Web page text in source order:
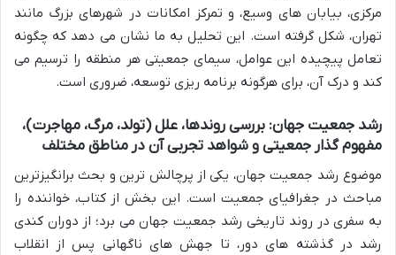
مرکزی، بیابان های وسیع، و تمرکز امکانات در شهرهای بزرگ مانند
تهران، شکل گرفته است. این تحلیل به ما نشان می دهد که چگونه
تعامل پیچیده این عوامل، سیمای جمعیتی هر منطقه را ترسیم می
کند و درک آن، برای هرگونه برنامه ریزی توسعه، ضروری است.
رشد جمعیت جهان: بررسی روندها، علل (تولد، مرگ، مهاجرت)،
مفهوم گذار جمعیتی و شواهد تجربی آن در مناطق مختلف
موضوع رشد جمعیت جهان، یکی از پرچالش ترین و بحث برانگیزترین
مباحث در جغرافیای جمعیت است. این بخش از کتاب، خواننده را
به سفری در روند تاریخی رشد جمعیت جهان می برد؛ از دوران کندی
رشد در گذشته های دور، تا جهش های ناگهانی پس از انقلاب